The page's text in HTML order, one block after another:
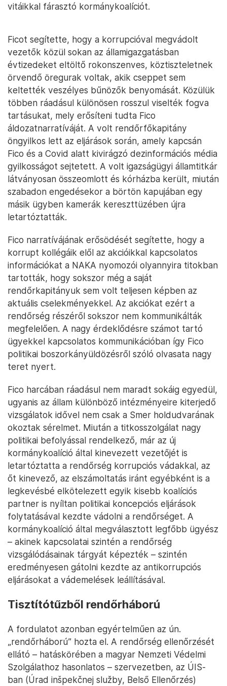
vitáikkal fárasztó kormánykoalíciót.
Ficot segítette, hogy a korrupcióval megvádolt
vezetők közül sokan az államigazgatásban
évtizedeket eltöltő rokonszenves, köztiszteletnek
örvendő öregurak voltak, akik cseppet sem
keltették veszélyes bűnözők benyomását. Közülük
többen ráadásul különösen rosszul viselték fogva
tartásukat, mely erősíteni tudta Fico
áldozatnarratíváját. A volt rendőrfőkapitány
öngyilkos lett az eljárások során, amely kapcsán
Fico és a Covid alatt kivirágzó dezinformációs média
gyilkosságot sejtetett. A volt igazságügyi államtitkár
látványosan összeomlott és kórházba került, miután
szabadon engedésekor a börtön kapujában egy
másik ügyben kamerák kereszttüzében újra
letartóztatták.
Fico narratívájának erősödését segítette, hogy a
korrupt kollégáik elől az akcióikkal kapcsolatos
információkat a NAKA nyomozói olyannyira titokban
tartották, hogy sokszor még a saját
rendőrkapitányuk sem volt teljesen képben az
aktuális cselekményekkel. Az akciókat ezért a
rendőrség részéről sokszor nem kommunikálták
megfelelően. A nagy érdeklődésre számot tartó
ügyekkel kapcsolatos kommunikációban így Fico
politikai boszorkányüldözésről szóló olvasata nagy
teret nyert.
Fico harcában ráadásul nem maradt sokáig egyedül,
ugyanis az állam különböző intézményeire kiterjedő
vizsgálatok idővel nem csak a Smer holdudvarának
okoztak sérelmet. Miután a titkosszolgálat nagy
politikai befolyással rendelkező, már az új
kormánykoalíció által kinevezett vezetőjét is
letartóztatta a rendőrség korrupciós vádakkal, az
őt kinevező, az elszámoltatás iránt egyébként is a
legkevésbé elkötelezett egyik kisebb koalíciós
partner is nyíltan politikai koncepciós eljárások
folytatásával kezdte vádolni a rendőrséget. A
kormánykoalíció által megválasztott legfőbb ügyész
– akinek kapcsolatai szintén a rendőrség
vizsgálódásainak tárgyát képezték – szintén
eredményesen gátolni kezdte az antikorrupciós
eljárásokat a vádemelések leállításával.
Tisztítótűzből rendőrháború
A fordulatot azonban egyértelműen az ún.
„rendőrháború” hozta el. A rendőrség ellenőrzését
ellátó – hatáskörében a magyar Nemzeti Védelmi
Szolgálathoz hasonlatos – szervezetben, az ÚIS-
ban (Úrad inšpekčnej služby, Belső Ellenőrzés)